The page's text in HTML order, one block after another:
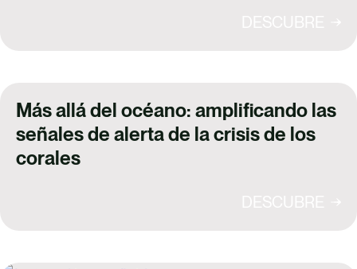
Más allá del océano: amplificando las
señales de alerta de la crisis de los
corales